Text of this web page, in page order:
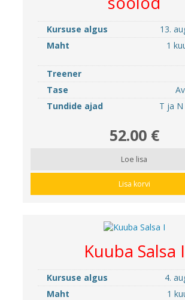
Kursuse algus
13.
Maht
1
Treener
Tase
Tundide ajad
T ja N
52.00 €
Loe lisa
Lisa korvi
Kuuba Salsa I
Kursuse algus
4.
Maht
1